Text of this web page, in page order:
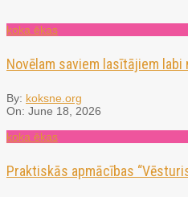
koka ēkas
Novēlam saviem lasītājiem labi
By: koksne.org
On: June 18, 2026
koka ēkas
Praktiskās apmācības